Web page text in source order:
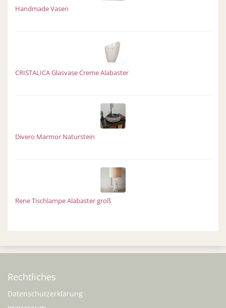
Handmade Vasen
CRISTALICA Glasvase Creme Alabaster
Divero Marmor Naturstein
Rene Tischlampe Alabaster groß
Rechtliches
Datenschutzerklärung